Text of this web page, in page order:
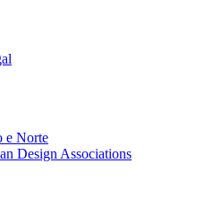
e Norte
Design Associations